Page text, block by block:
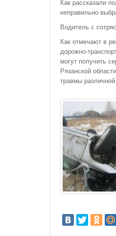
Как рассказали
неправильно
Водитель с
Как отмечают в
дорожно-
могут получить
Рязанской
травмы